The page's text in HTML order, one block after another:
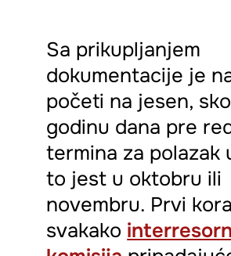
Sa prikupljanjem
dokumentacije je
početi na jesen,
godinu dana pre
termina za polazak
to jest u oktobru ili
novembru. Prvi
svakako